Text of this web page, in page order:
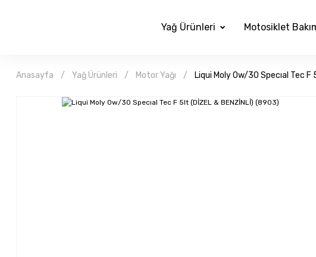
Yağ Ürünleri Motosiklet
Anasayfa Yağ Ürünleri Motor Yağı Liqui Moly 0w/30 Specıal Tec